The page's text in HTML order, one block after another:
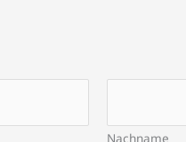
Nachname